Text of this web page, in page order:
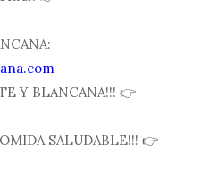
Y BLANCANA!!! 👉
SALUDABLE!!! 👉